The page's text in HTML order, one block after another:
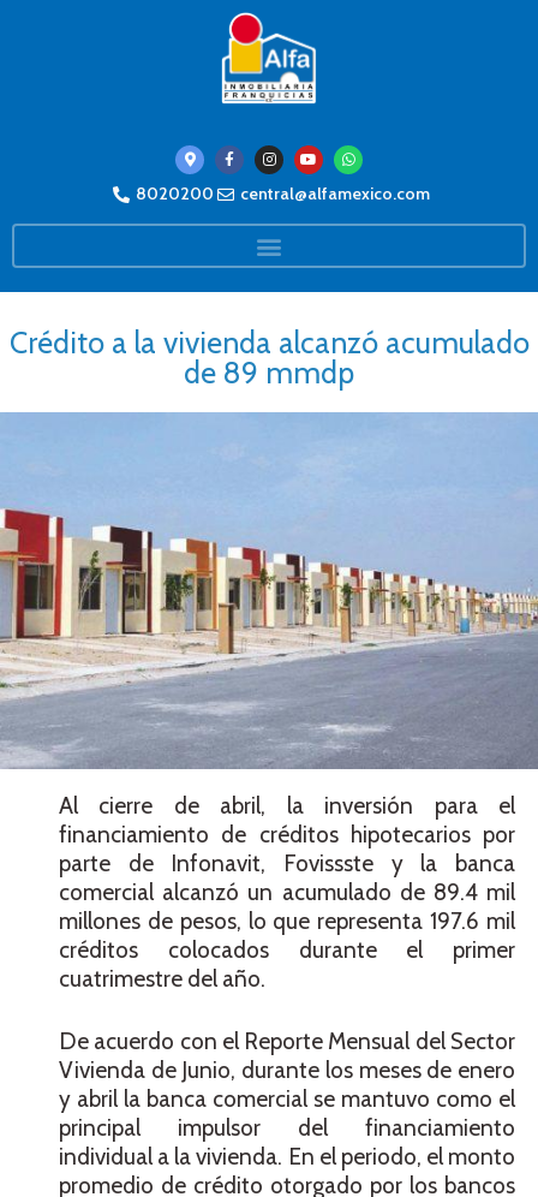
8020200 central@alfamexico.com
Crédito a la vivienda alcanzó acumulado
de 89 mmdp
Al cierre de abril, la inversión para el
financiamiento de créditos hipotecarios por
parte de Infonavit, Fovissste y la banca
comercial alcanzó un acumulado de 89.4 mil
millones de pesos, lo que representa 197.6 mil
créditos colocados durante el primer
cuatrimestre del año.
De acuerdo con el Reporte Mensual del Sector
Vivienda de Junio, durante los meses de enero
y abril la banca comercial se mantuvo como el
principal impulsor del financiamiento
individual a la vivienda. En el periodo, el monto
promedio de crédito otorgado por los bancos